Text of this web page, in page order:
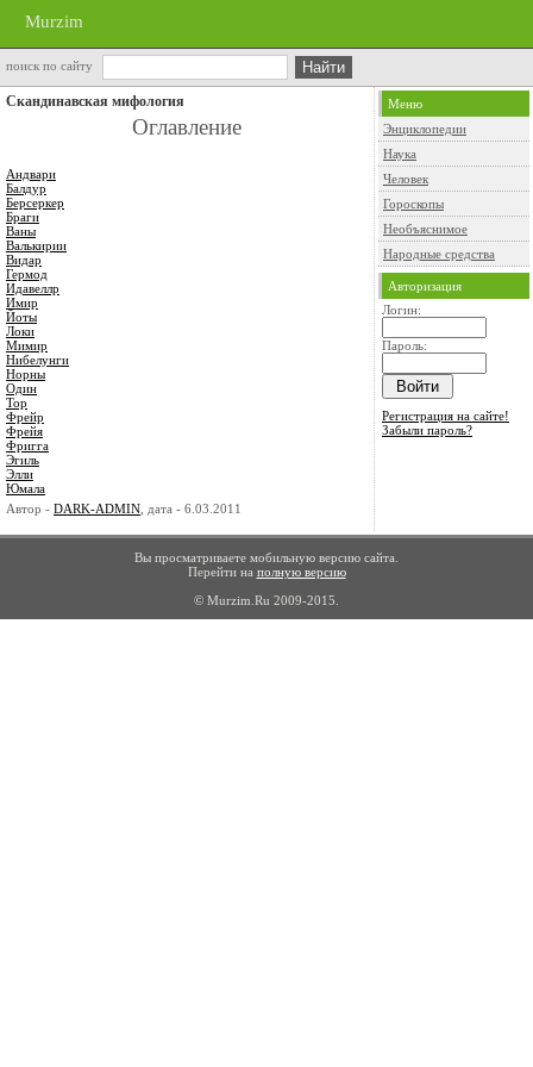
Murzim
поиск по сайту
Скандинавская мифология
Оглавление
Андвари
Балдур
Берсеркер
Браги
Ваны
Валькирии
Видар
Гермод
Идавеллр
Имир
Йоты
Локи
Мимир
Нибелунги
Норны
Один
Тор
Фрейр
Фрейя
Фригга
Эгиль
Элли
Юмала
Автор - DARK-ADMIN , дата - 6.03.2011
Меню
Энциклопедии
Наука
Человек
Гороскопы
Необъяснимое
Народные средства
Авторизация
Логин:
Пароль:
Регистрация на сайте!
Забыли пароль?
Вы просматриваете мобильную версию сайта.
Перейти на полную версию
© Murzim.Ru 2009-2015.